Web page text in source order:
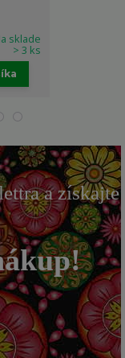
sklade
> 3 ks
a získajte